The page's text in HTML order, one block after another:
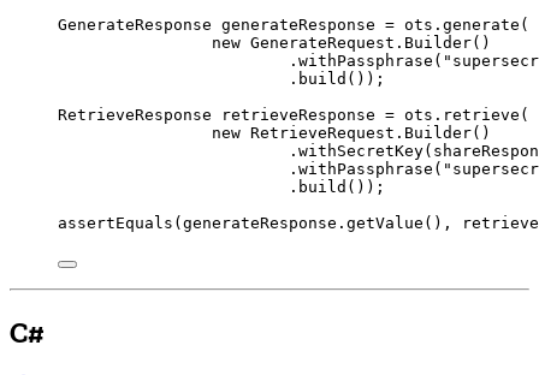
GenerateResponse generateResponse = ots . generate (
new GenerateRequest. Builder()
. withPassphrase ( "
. build ()) ;
RetrieveResponse
retrieveResponse = ots . retrieve (
new RetrieveRequest. Builder()
. withSecretKey(
. withPassphrase ( "
. build ()) ;
assertEquals ( generateResponse .getValue () ,
C#